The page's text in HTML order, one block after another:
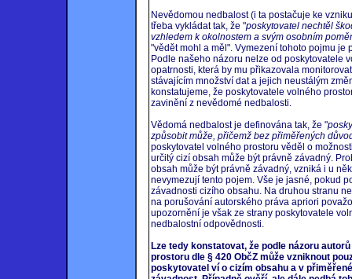
Nevědomou nedbalost (i ta postačuje ke
třeba vykládat tak, že "poskytovatel nechtěl
vzhledem k okolnostem a svým osobním
"vědět mohl a měl". Vymezení tohoto pojmu
Podle našeho názoru nelze od poskytovatele
opatrnosti, která by mu přikazovala
stávajícím množství dat a jejich neustálým
konstatujeme, že poskytovatele volného
zavinění z nevědomé nedbalosti.
Vědomá nedbalost je definována tak, že "
způsobit může, přičemž bez přiměřených
poskytovatel volného prostoru věděl o
určitý cizí obsah může být právně závadný.
obsah může být právně závadný, vzniká i u
nevymezují tento pojem. Vše je jasné, pokud
závadnosti cizího obsahu. Na druhou stranu
na porušování autorského práva apriori
upozornění je však ze strany poskytovatele
nedbalostní odpovědnosti.
Lze tedy konstatovat, že podle názoru
prostoru dle § 420 ObčZ může vzniknout
poskytovatel ví o cizím obsahu a v